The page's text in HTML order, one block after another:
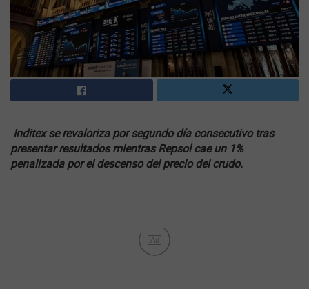
Inditex se revaloriza por segundo día consecutivo tras
presentar resultados mientras Repsol cae un 1%
penalizada por el descenso del precio del crudo.
Ad